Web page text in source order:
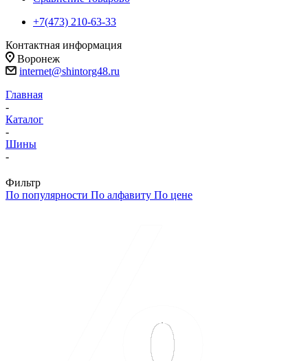
+7(473) 210-63-33
Контактная информация
Воронеж
internet@shintorg48.ru
Главная
-
Каталог
-
Шины
-
Фильтр
По популярности По алфавиту По цене